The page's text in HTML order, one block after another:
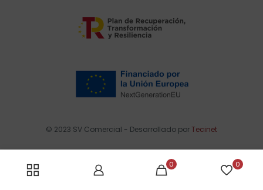
© 2023 SV Comercial - Desarrollado porTecinet
0 0